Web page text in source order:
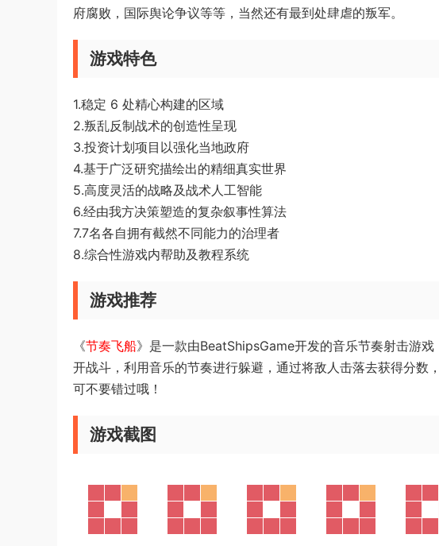
府腐败，国际舆论争议等等，当然还有最到处肆虐的叛军。
游戏特色
1.稳定 6 处精心构建的区域
2.叛乱反制战术的创造性呈现
3.投资计划项目以强化当地政府
4.基于广泛研究描绘出的精细真实世界
5.高度灵活的战略及战术人工智能
6.经由我方决策塑造的复杂叙事性算法
7.7名各自拥有截然不同能力的治理者
8.综合性游戏内帮助及教程系统
游戏推荐
《节奏飞船》是一款由BeatShipsGame开发的音乐节奏射击游
开战斗，利用音乐的节奏进行躲避，通过将敌人击落去获得分数
可不要错过哦！
游戏截图